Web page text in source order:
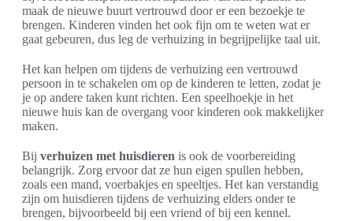
maak de nieuwe buurt vertrouwd door er een bezoekje te
brengen. Kinderen vinden het ook fijn om te weten wat er
gaat gebeuren, dus leg de verhuizing in begrijpelijke taal uit.
Het kan helpen om tijdens de verhuizing een vertrouwd
persoon in te schakelen om op de kinderen te letten, zodat je
je op andere taken kunt richten. Een speelhoekje in het
nieuwe huis kan de overgang voor kinderen ook makkelijker
maken.
Bij verhuizen met huisdieren is ook de voorbereiding
belangrijk. Zorg ervoor dat ze hun eigen spullen hebben,
zoals een mand, voerbakjes en speeltjes. Het kan verstandig
zijn om huisdieren tijdens de verhuizing elders onder te
brengen, bijvoorbeeld bij een vriend of bij een kennel.